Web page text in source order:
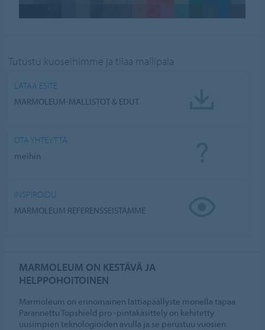
Tutustu kuoseihimme ja tilaa mallipala
LATAA ESITE
MARMOLEUM-MALLISTOT & EDUT
OTA YHTEYTTÄ
meihin
INSPIROIDU
MARMOLEUM REFERENSSEISTÄMME
MARMOLEUM ON KESTÄVÄ JA
HELPPOHOITOINEN
Marmoleum on erinomainen lattiapäällyste monella tapaa.
Parannettu Topshield pro -pintakäsittely on kehitetty
uusimpien teknologioiden avulla ja se perustuu vuosien